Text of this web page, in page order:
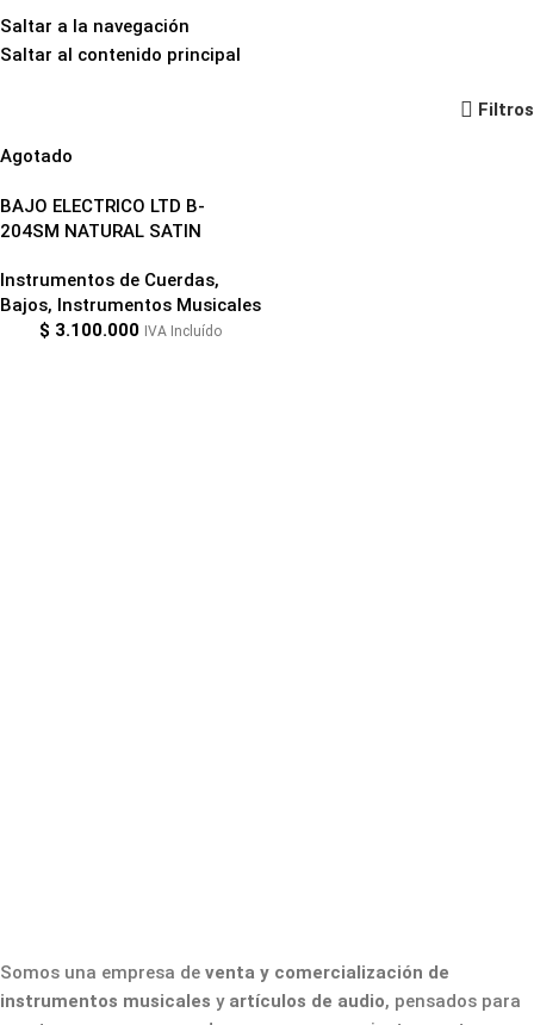
Saltar a la navegación
Saltar al contenido principalb-204sm
Filtros
Agotado
BAJO ELECTRICO LTD B-
204SM NATURAL SATIN
Instrumentos de Cuerdas,
Bajos, Instrumentos Musicales
$ 3.100.000 IVA Incluído
Somos una empresa de venta y comercialización de
instrumentos musicales yartículos de audio, pensados para